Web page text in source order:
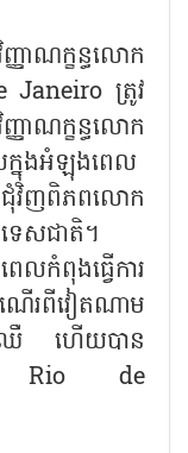
ណក្ខន្ធលោក
ត្រូវ
ាណក្ខន្ធលោក
នុងអំឡុងពេល
ជុំវិញពិភពលោក
ទេសជាតិ។
កំពុងធ្វើការ
រពីវៀតណាម
នឈឺ ហើយបាន
ផែ Rio de